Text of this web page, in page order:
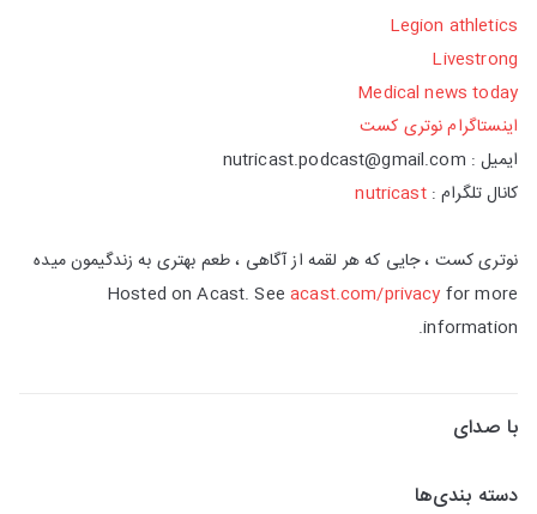
Legion athletics
Livestrong
Medical news today
اینستاگرام نوتری کست
ایمیل : nutricast.podcast@gmail.com
کانال تلگرام :nutricast
نوتری کست ، جایی که هر لقمه از آگاهی ، طعم بهتری به زندگیمون میده
Hosted on Acast. Seeacast.com/privacy for more
information.
با صدای
دسته بندی‌ها